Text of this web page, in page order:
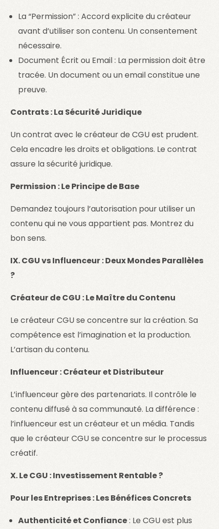
La “Permission” : Accord explicite du créateur
avant d’utiliser son contenu. Un consentement
nécessaire.
Document Écrit ou Email : La permission doit être
tracée. Un document ou un email constitue une
preuve.
Contrats : La Sécurité Juridique
Un contrat avec le créateur de CGU est prudent.
Cela encadre les droits et obligations. Le contrat
assure la sécurité juridique.
Permission : Le Principe de Base
Demandez toujours l’autorisation pour utiliser un
contenu qui ne vous appartient pas. Montrez du
bon sens.
IX. CGU vs Influenceur : Deux Mondes Parallèles
?
Créateur de CGU : Le Maître du Contenu
Le créateur CGU se concentre sur la création. Sa
compétence est l’imagination et la production.
L’artisan du contenu.
Influenceur : Créateur et Distributeur
L’influenceur gère des partenariats. Il contrôle le
contenu diffusé à sa communauté. La différence :
l’influenceur est un créateur et un média. Tandis
que le créateur CGU se concentre sur le processus
créatif.
X. Le CGU : Investissement Rentable ?
Pour les Entreprises : Les Bénéfices Concrets
Authenticité et Confiance: Le CGU est plus